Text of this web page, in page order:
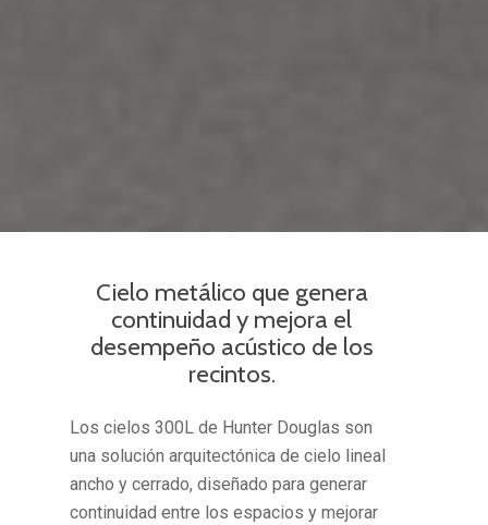
Cielo metálico que genera
continuidad y mejora el
desempeño acústico de los
recintos.
Los cielos 300L de Hunter Douglas son
una solución arquitectónica de cielo lineal
ancho y cerrado, diseñado para generar
continuidad entre los espacios y mejorar